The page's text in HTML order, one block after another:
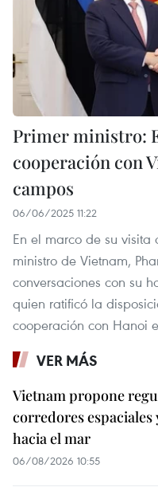
Primer ministro:
cooperación con
campos
06/06/2025 11:22
En el marco de su
ministro de Vietnam,
conversaciones con su
quien ratificó la
cooperación con Hanoi
VER MÁS
Vietnam propone
corredores espaciales
hacia el mar
06/08/2026 10:55